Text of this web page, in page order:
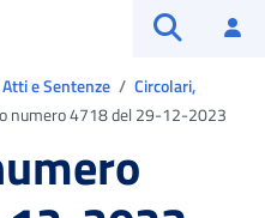
e Sentenze
Circolari,
numero 4718 del 29-12-2023